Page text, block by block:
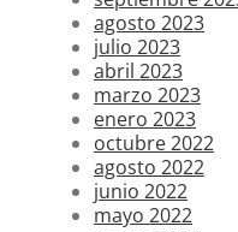
agosto 2023
julio 2023
abril 2023
marzo 2023
enero 2023
octubre 2022
agosto 2022
junio 2022
mayo 2022